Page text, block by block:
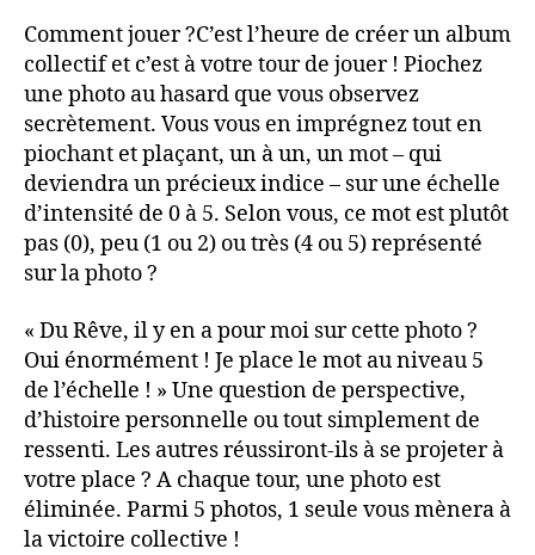
Comment jouer ?C’est l’heure de créer un album
collectif et c’est à votre tour de jouer ! Piochez
une photo au hasard que vous observez
secrètement. Vous vous en imprégnez tout en
piochant et plaçant, un à un, un mot – qui
deviendra un précieux indice – sur une échelle
d’intensité de 0 à 5. Selon vous, ce mot est plutôt
pas (0), peu (1 ou 2) ou très (4 ou 5) représenté
sur la photo ?
« Du Rêve, il y en a pour moi sur cette photo ?
Oui énormément ! Je place le mot au niveau 5
de l’échelle ! » Une question de perspective,
d’histoire personnelle ou tout simplement de
ressenti. Les autres réussiront-ils à se projeter à
votre place ? A chaque tour, une photo est
éliminée. Parmi 5 photos, 1 seule vous mènera à
la victoire collective !